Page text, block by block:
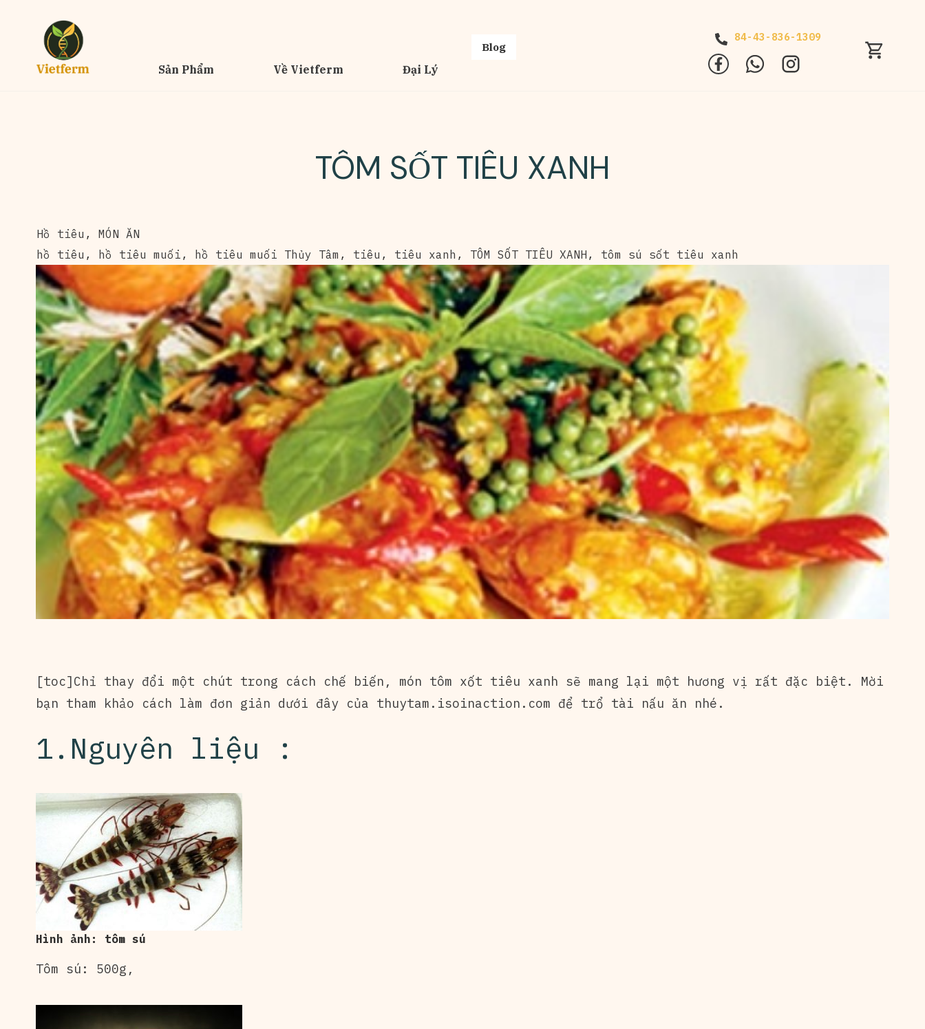
Sản Phẩm Về Vietferm Đại Lý
Blog
84-43-836-1309
TÔM SỐT TIÊU XANH
Hồ tiêu , MÓN ĂN
hồ tiêu , hồ tiêu muối , hồ tiêu muối Thủy Tâm , tiêu , tiêu xanh , TÔM SỐT TIÊU XANH , tôm sú sốt tiêu xanh
[toc]Chỉ thay đổi một chút trong cách chế biến, món tôm xốt tiêu xanh sẽ mang lại một hương vị rất đặc biệt. Mời
bạn tham khảo cách làm đơn giản dưới đây của thuytam.isoinaction.com để trổ tài nấu ăn nhé.
1.Nguyên liệu :
Hình ảnh: tôm sú
Tôm sú: 500g,